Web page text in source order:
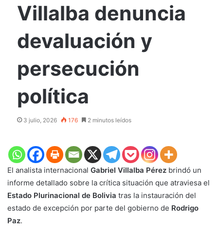
Villalba denuncia
devaluación y
persecución
política
3 julio, 2026 176 2 minutos leídos
El analista internacional Gabriel Villalba Pérez brindó un
informe detallado sobre la crítica situación que atraviesa el
Estado Plurinacional de Bolivia tras la instauración del
estado de excepción por parte del gobierno de Rodrigo
Paz.